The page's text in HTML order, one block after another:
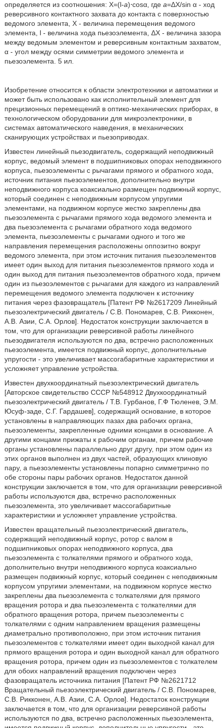
определяется из соотношения: X=(l-а)⋅cosα, где a=ΔХ/sin α - ход
реверсивного контактного захвата до контакта с поверхностью
ведомого элемента, X - величина перемещения ведомого
элемента, l - величина хода пьезоэлемента, ΔХ - величина зазора
между ведомым элементом и реверсивным контактным захватом,
α - угол между осями симметрии ведомого элемента и
пьезоэлемента. 5 ил.
Изобретение относится к области электротехники и автоматики и
может быть использовано как исполнительный элемент для
прецизионных перемещений в оптико-механических приборах, в
технологическом оборудовании для микроэлектроники, в
системах автоматического наведения, в механических
сканирующих устройствах и пьезоприводах.
Известен линейный пьезодвигатель, содержащий неподвижный
корпус, ведомый элемент в подшипниковых опорах неподвижного
корпуса, пьезоэлементы с рычагами прямого и обратного хода,
источник питания пьезоэлементов, дополнительно внутри
неподвижного корпуса коаксиально размещен подвижный корпус,
который соединен с неподвижным корпусом упругими
элементами, на подвижном корпусе жестко закреплены два
пьезоэлемента с рычагами прямого хода ведомого элемента и
два пьезоэлемента с рычагами обратного хода ведомого
элемента, пьезоэлементы с рычагами одного и того же
направления перемещения расположены оппозитно вокруг
ведомого элемента, при этом источник питания пьезоэлементов
имеет один выход для питания пьезоэлементов прямого хода и
один выход для питания пьезоэлементов обратного хода, причем
один из пьезоэлементов с рычагами для каждого из направлений
перемещения ведомого элемента подключен к источнику
питания через фазовращатель [Патент РФ №2617209 Линейный
пьезоэлектрический двигатель / С.В. Пономарев, С.В. Рикконен,
А.В. Азии, С.А. Орлов]. Недостаток конструкции заключается в
том, что для организации реверсивной работы линейного
пьезодвигателя используются по два, встречно расположенных
пьезоэлемента, имеется подвижный корпус, дополнительные
упругости - это увеличивает массогабаритные характеристики и
усложняет управление устройства.
Известен двухкоординатный пьезоэлектрический двигатель
[Авторское свидетельство СССР №548912 Двухкоординатный
пьезоэлектрический двигатель / Т.В. Гурбанов, Г.Ф Тюленев, Э.М.
Юсуф-заде, С.Г. Гардашев], содержащий основание, в которое
установлены в направляющих пазах два рабочих органа,
пьезоэлементы, закрепленные одними концами в основание. А
другими концами прижаты к рабочим органам, причем рабочие
органы установлены параллельно друг другу, при этом один из
этих органов выполнен из двух частей, образующих клиновую
пару, а пьезоэлементы установлены попарно симметрично по
обе стороны пары рабочих органов. Недостаток данной
конструкции заключается в том, что для организации реверсивной
работы используются два, встречно расположенных
пьезоэлемента, это увеличивает массогабаритные
характеристики и усложняет управление устройства.
Известен вращательный пьезоэлектрический двигатель,
содержащий неподвижный корпус, ротор с валом в
подшипниковых опорах неподвижного корпуса, два
пьезоэлемента с толкателями прямого и обратного хода,
дополнительно внутри неподвижного корпуса коаксиально
размещен подвижный корпус, который соединен с неподвижным
корпусом упругими элементами, на подвижном корпусе жестко
закреплены два пьезоэлемента с толкателями для прямого
вращения ротора и два пьезоэлемента с толкателями для
обратного вращения ротора, причем пьезоэлементы с
толкателями с одним направлением вращения размещены
диаметрально противоположно, при этом источник питания
пьезоэлементов с толкателями имеет один выходной канал для
прямого вращения ротора и один выходной канал для обратного
вращения ротора, причем один из пьезоэлементов с толкателем
для обоих направлений вращения подключен через
фазовращатель источника питания [Патент РФ №2621712
Вращательный пьезоэлектрический двигатель / С.В. Пономарев,
С.В. Рикконен, А.В. Азии, С.А. Орлов]. Недостаток конструкции
заключается в том, что для организации реверсивной работы
используются по два, встречно расположенных пьезоэлемента,